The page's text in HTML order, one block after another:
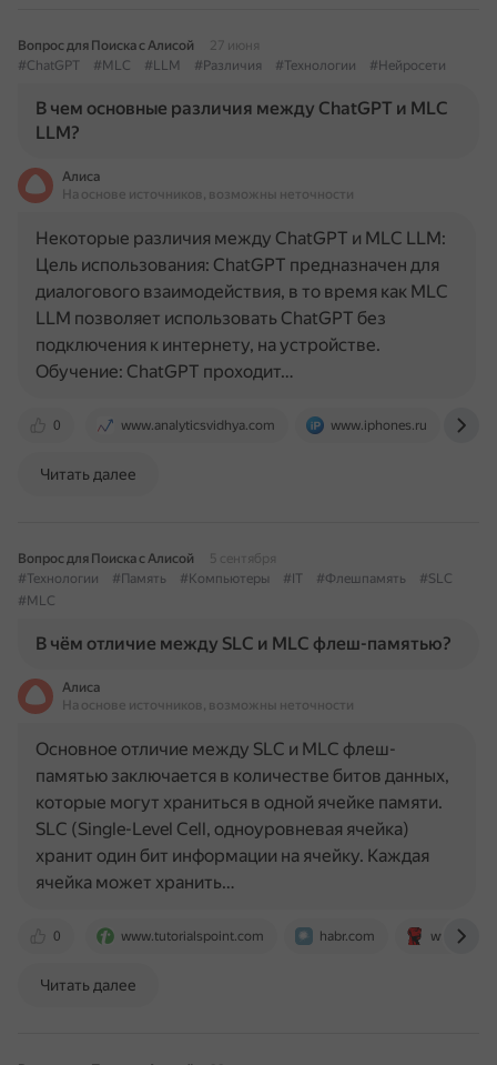
Вопрос для Поиска с Алисой
27 июня
#ChatGPT
#MLC #LLM #Различия #Технологии #Нейросети
В чем основные различия между ChatGPT и MLC
LLM?
Алиса
На основе источников, возможны неточности
0 www.analyticsvidhya.com www.iphones.ru
Некоторые различия между ChatGPT и MLC LLM:
Цель использования: ChatGPT предназначен для
диалогового взаимодействия, в то время как MLC
LLM позволяет использовать ChatGPT без
подключения к интернету, на устройстве.
Обучение: ChatGPT проходит…
Читать далее
Вопрос для Поиска с Алисой
5 сентября
#Технологии
#Память #Компьютеры #IT #Флешпамять
#SLC
#MLC
В чём отличие между SLC и MLC флеш-памятью?
Алиса
На основе источников, возможны неточности
0 www.tutorialspoint.com habr.com
Основное отличие между SLC и MLC флеш-
памятью заключается в количестве битов данных,
которые могут храниться в одной ячейке памяти.
SLC (Single-Level Cell, одноуровневая ячейка)
хранит один бит информации на ячейку. Каждая
ячейка может хранить…
Читать далее